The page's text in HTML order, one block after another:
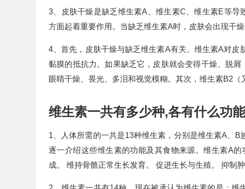
3、皮肤干燥是缺乏维生素A、维生素C、维生素E等
方面起着重要作用。当缺乏维生素A时，皮肤会出现干
4、首先，皮肤干燥与缺乏维生素A有关。维生素A对
黏膜的抵抗力。如果缺乏它，皮肤就会变得干燥、脱
眼睛干燥、畏光、多泪和视觉模糊。其次，维生素B2（
维生素一共有多少种,各有什么功能
1、人体所需的一共是13种维生素，分别是维生素A、
逐一介绍这些维生素的功能及其食物来源。维生素A
成。 维持骨骼正常生长发育。 促进生长与生殖。 抑制